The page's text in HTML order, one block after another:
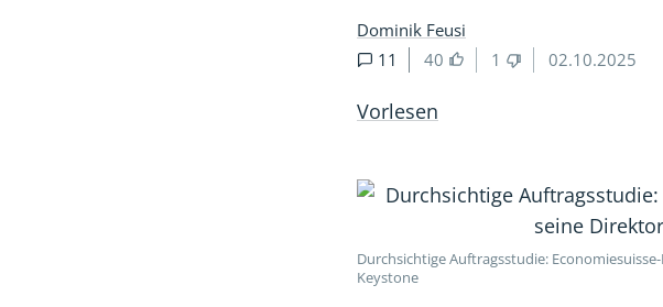
Dominik Feusi
11
40 1 02.10.2025
Vorlesen
Durchsichtige Auftragsstudie:
Keystone